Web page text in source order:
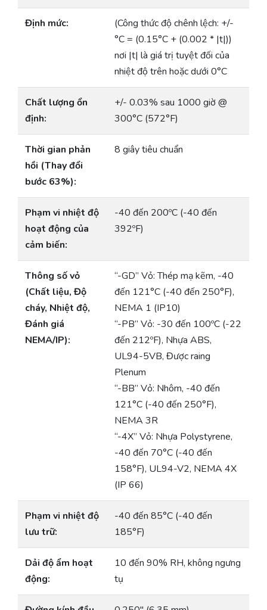
Định mức:
(Công thức độ chênh lệch: +/-
°C = (0.15°C + (0.002 * |t|))
nơi |t| là giá trị tuyệt đối của
nhiệt độ trên hoặc dưới 0°C
Chất lượng ổn
định:
+/- 0.03% sau 1000 giờ @
300°C (572°F)
Thời gian phản
hồi (Thay đổi
bước 63%):
8 giây tiêu chuẩn
Phạm vi nhiệt độ
hoạt động của
cảm biến:
-40 đến 200ºC (-40 đến
392ºF)
Thông số vỏ
(Chất liệu, Độ
cháy, Nhiệt độ,
Đánh giá
NEMA/IP):
“-GD” Vỏ: Thép mạ kẽm, -40
đến 121°C (-40 đến 250°F),
NEMA 1 (IP10)
“-PB” Vỏ: -30 đến 100ºC (-22
đến 212ºF), Nhựa ABS,
UL94-5VB, Được raing
Plenum
“-BB” Vỏ: Nhôm, -40 đến
121°C (-40 đến 250°F),
NEMA 3R
“-4X” Vỏ: Nhựa Polystyrene,
-40 đến 70°C (-40 đến
158°F), UL94-V2, NEMA 4X
(IP 66)
Phạm vi nhiệt độ
lưu trữ:
-40 đến 85°C (-40 đến
185°F)
Dải độ ẩm hoạt
động:
10 đến 90% RH, không ngưng
tụ